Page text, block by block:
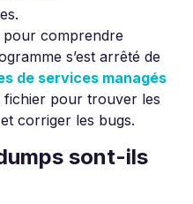
pour comprendre
s’est arrêté de
de services managés
fichier pour trouver les
corriger les bugs.
sont-ils